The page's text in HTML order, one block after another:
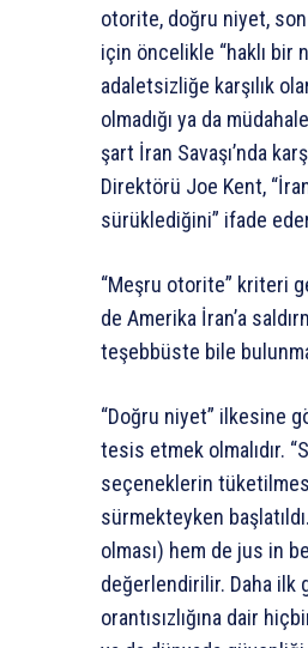
otorite, doğru niyet, son
için öncelikle “haklı bir
adaletsizliğe karşılık
olmadığı ya da
şart İran Savaşı’nda
Direktörü Joe Kent,
sürüklediğini” ifade
“Meşru otorite” kriteri
de Amerika İran’a
teşebbüste bile
“Doğru niyet” ilkesine
tesis etmek olmalıdır.
seçeneklerin
sürmekteyken
olması) hem de jus in
değerlendirilir. Daha ilk
orantısızlığına dair